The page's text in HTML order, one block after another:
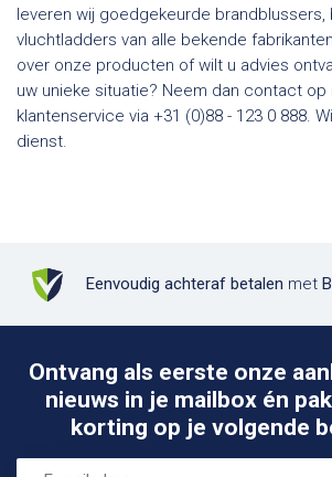
leveren wij goedgekeurde brandblussers,
vluchtladders van alle bekende
over onze producten of wilt u advies
uw unieke situatie? Neem dan contact op
klantenservice via +31 (0)88 - 123 0 888.
dienst.
Eenvoudig achteraf betalen met
Ontvang als eerste onze
nieuws in je mailbox én
korting op je volgende